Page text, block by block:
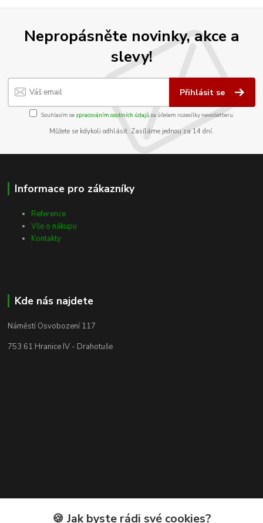
Nepropásněte novinky, akce a
slevy!
Přihlásit se
Souhlasím se zpracováním osobních údajůza účelem rozesílky newsletteru.
Můžete se kdykoli odhlásit. Zasíláme jednou za 14 dní.
Informace pro zákazníky
Reference
Vše o nákupu
Kontakty
Kde nás najdete
Náměstí Osvobození 117
753 61 Hranice IV - Drahotuše
Kontakty
🍪 Jak byste rádi své cookies?